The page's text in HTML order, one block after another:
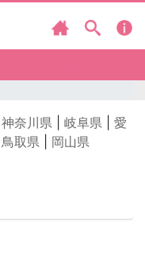
神奈川県 岐阜県
愛
鳥取県 岡山県